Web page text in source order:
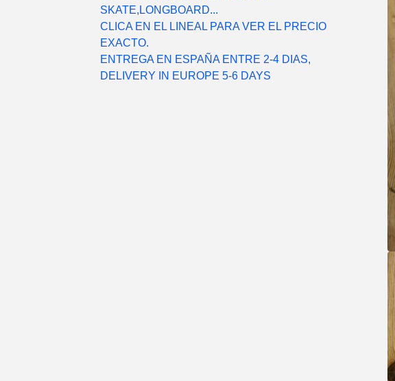
SKATE,LONGBOARD...
CLICA EN EL LINEAL PARA VER EL PRECIO
EXACTO.
ENTREGA EN ESPAÑA ENTRE 2-4 DIAS,
DELIVERY IN EUROPE 5-6 DAYS